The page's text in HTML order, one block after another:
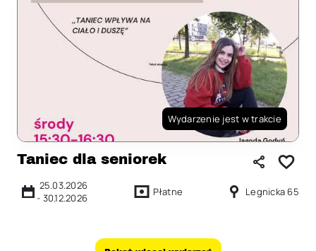
Wydarzenie jest w trakcie
Taniec dla seniorek
25.03.2026
- 30.12.2026 Płatne Legnicka 65